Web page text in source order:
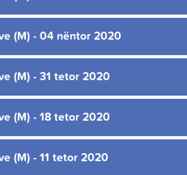
(M) - 04 nëntor 2020
(M) - 31 tetor 2020
(M) - 18 tetor 2020
(M) - 11 tetor 2020